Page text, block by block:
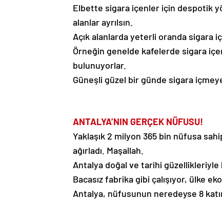
Elbette sigara içenler için despotik
alanlar ayrılsın.
Açık alanlarda yeterli oranda sigara
Örneğin genelde kafelerde sigara
bulunuyorlar.
Güneşli güzel bir günde sigara
ANTALYA’NIN GERÇEK NÜFUSU!
Yaklaşık 2 milyon 365 bin nüfusa
ağırladı. Maşallah.
Antalya doğal ve tarihi güzellikleriyle
Bacasız fabrika gibi çalışıyor, ülke
Antalya, nüfusunun neredeyse 8